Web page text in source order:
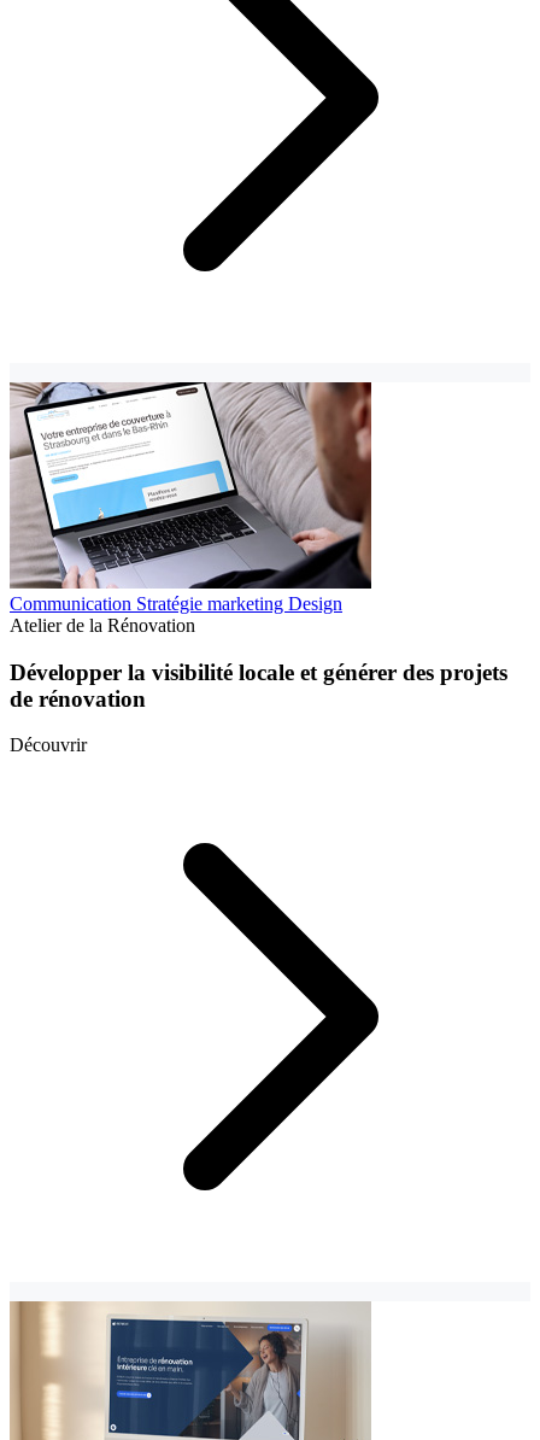
Communication Stratégie marketing Design
Atelier de la Rénovation
Développer la visibilité locale et générer des projets
de rénovation
Découvrir